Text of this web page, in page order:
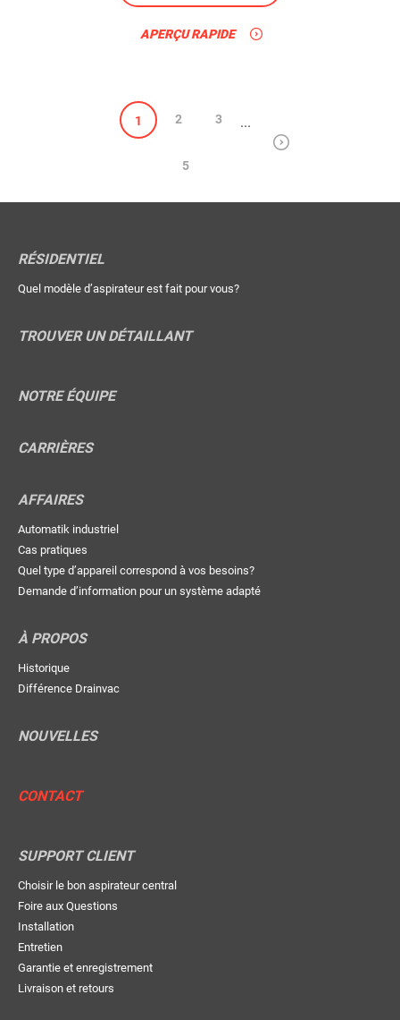
APERÇU RAPIDE
1 2 3 ...
5
RÉSIDENTIEL
Quel modèle d’aspirateur est fait pour vous?
TROUVER UN DÉTAILLANT
NOTRE ÉQUIPE
CARRIÈRES
AFFAIRES
Automatik industriel
Cas pratiques
Quel type d’appareil correspond à vos besoins?
Demande d’information pour un système adapté
À PROPOS
Historique
Différence Drainvac
NOUVELLES
CONTACT
SUPPORT CLIENT
Choisir le bon aspirateur central
Foire aux Questions
Installation
Entretien
Garantie et enregistrement
Livraison et retours